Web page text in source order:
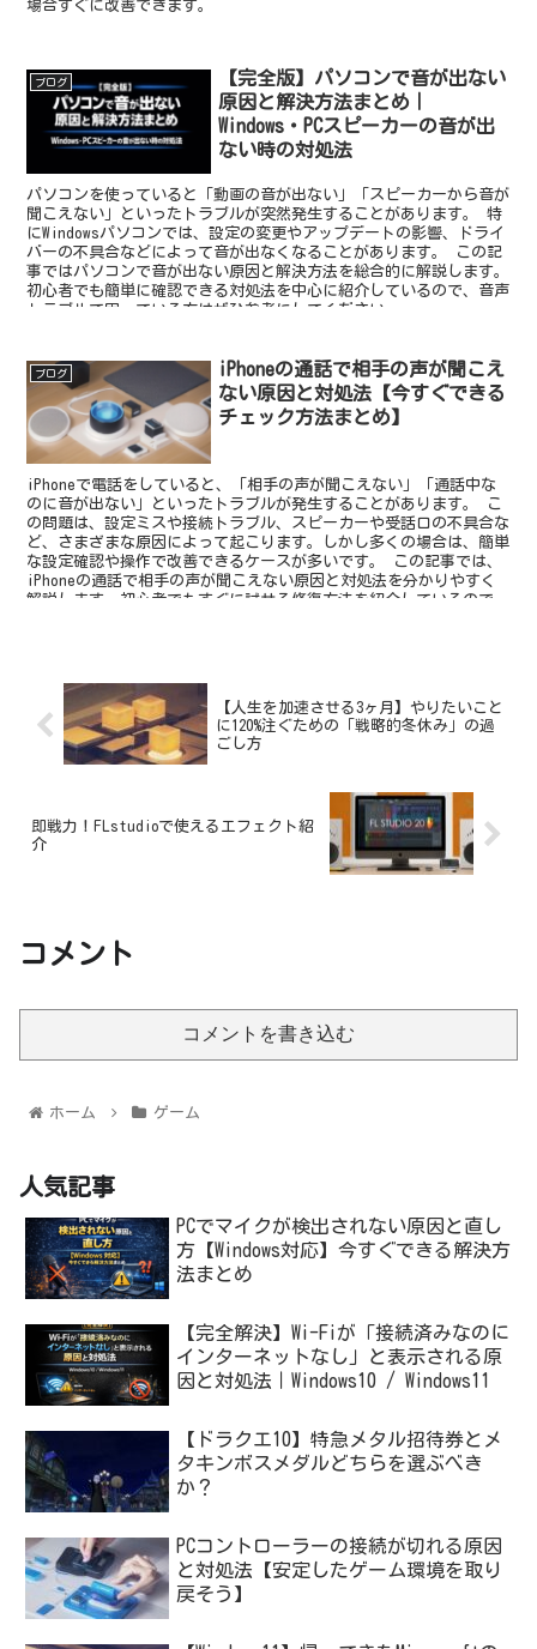
場合すぐに改善できます。
ブログ
【完全版】パソコンで音が出ない
原因と解決方法まとめ｜
Windows・PCスピーカーの音が出
ない時の対処法
パソコンを使っていると「動画の音が出ない」「スピーカーから音が
聞こえない」といったトラブルが突然発生することがあります。 特
にWindowsパソコンでは、設定の変更やアップデートの影響、ドライ
バーの不具合などによって音が出なくなることがあります。 この記
事ではパソコンで音が出ない原因と解決方法を総合的に解説します。
初心者でも簡単に確認できる対処法を中心に紹介しているので、音声
トラブルで困っている方はぜひ参考にしてください。
ブログ
iPhoneの通話で相手の声が聞こえ
ない原因と対処法【今すぐできる
チェック方法まとめ】
iPhoneで電話をしていると、「相手の声が聞こえない」「通話中な
のに音が出ない」といったトラブルが発生することがあります。 こ
の問題は、設定ミスや接続トラブル、スピーカーや受話口の不具合な
ど、さまざまな原因によって起こります。しかし多くの場合は、簡単
な設定確認や操作で改善できるケースが多いです。 この記事では、
iPhoneの通話で相手の声が聞こえない原因と対処法を分かりやすく
解説します。初心者でもすぐに試せる修復方法を紹介しているので、
【人生を加速させる3ヶ月】やりたいこと
に120%注ぐための「戦略的冬休み」の過
ごし方
即戦力！FLstudioで使えるエフェクト紹
介
コメント
コメントを書き込む
ホーム ゲーム
人気記事
PCでマイクが検出されない原因と直し
方【Windows対応】今すぐできる解決方
法まとめ
【完全解決】Wi-Fiが「接続済みなのに
インターネットなし」と表示される原
因と対処法｜Windows10 / Windows11
【ドラクエ10】特急メタル招待券とメ
タキンボスメダルどちらを選ぶべき
か？
PCコントローラーの接続が切れる原因
と対処法【安定したゲーム環境を取り
戻そう】